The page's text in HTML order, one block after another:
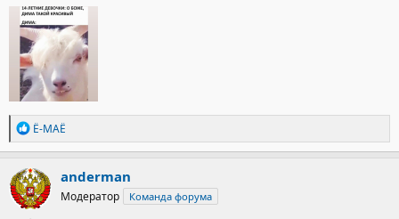
Р
е
а
к
ц
и
и
Ё-МАЁ
anderman
Модератор Команда форума